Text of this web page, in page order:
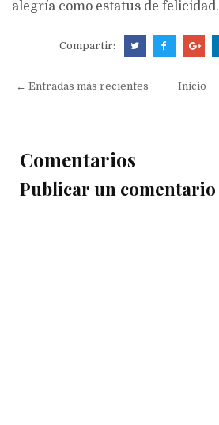
alegría como estatus de felicidad.
Compartir:
← Entradas más recientes Inicio
Comentarios
Publicar un comentario